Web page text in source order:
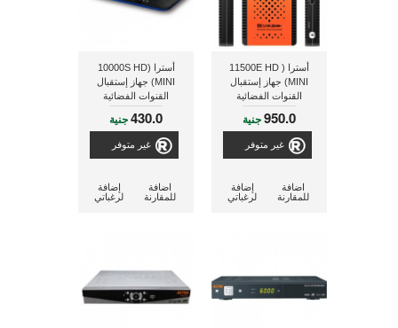
أسترا ( 11500E HD
MINI) جهاز إستقبال
القنوات الفضائية
950.0جنية
غير متوفر
إضافة
لرغباتي
اضافة
للمقارنة
أسترا (10000S HD
MINI) جهاز إستقبال
القنوات الفضائية
430.0جنية
غير متوفر
إضافة
لرغباتي
اضافة
للمقارنة